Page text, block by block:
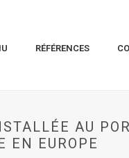
RÉFÉRENCES
AU
EN EUROPE